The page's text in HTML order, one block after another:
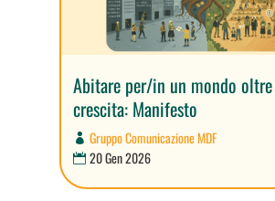
Abitare per/in un mondo
crescita: Manifesto
Gruppo Comunicazione MDF
20 Gen 2026